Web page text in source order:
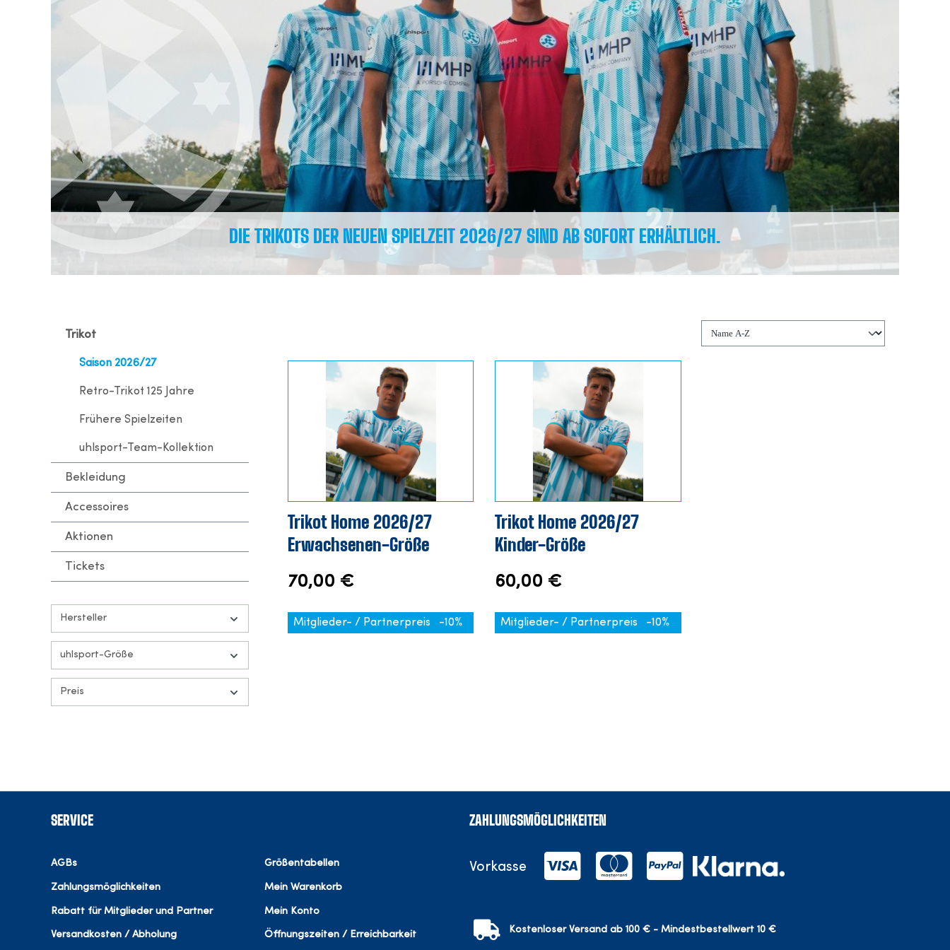
DIE TRIKOTS DER NEUEN SPIELZEIT 2026/27 SIND AB SOFORT ERHÄLTLICH.
Trikot
Saison 2026/27
Retro-Trikot 125 Jahre
Frühere Spielzeiten
uhlsport-Team-Kollektion
Bekleidung
Accessoires
Aktionen
Tickets
Hersteller
uhlsport-Größe
Preis
Trikot Home 2026/27
Erwachsenen-Größe
70,00 €
Mitglieder- / Partnerpreis -10%
Trikot Home 2026/27
Kinder-Größe
60,00 €
Mitglieder- / Partnerpreis -10%
SERVICE
AGBs
Zahlungsmöglichkeiten
Rabatt für Mitglieder und Partner
Versandkosten / Abholung
Größentabellen
Mein Warenkorb
Mein Konto
Öffnungszeiten / Erreichbarkeit
ZAHLUNGSMÖGLICHKEITEN
Vorkasse
Kostenloser Versand ab 100 € - Mindestbestellwert 10 €